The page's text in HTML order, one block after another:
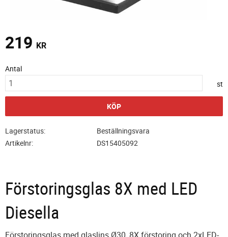
219 KR
Antal
st
KÖP
Lagerstatus
Beställningsvara
Artikelnr
DS15405092
Förstoringsglas 8X med LED
Diesella